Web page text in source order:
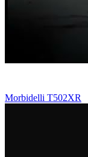
Morbidelli T502XR